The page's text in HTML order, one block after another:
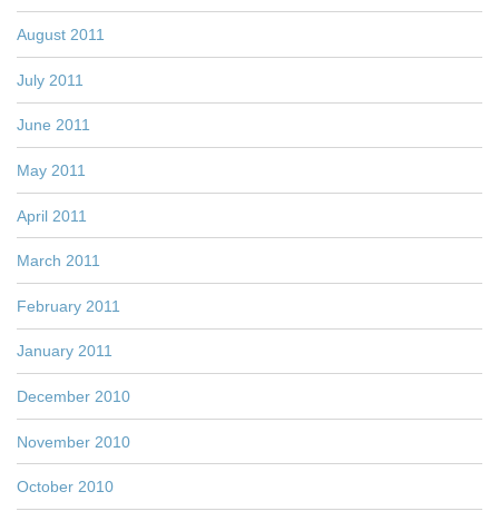
August 2011
July 2011
June 2011
May 2011
April 2011
March 2011
February 2011
January 2011
December 2010
November 2010
October 2010